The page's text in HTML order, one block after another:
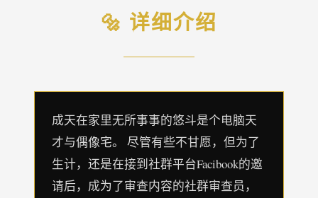
🔩 详细介绍
成天在家里无所事事的悠斗是个电脑天
才与偶像宅。 尽管有些不甘愿，但为了
生计，还是在接到社群平台Facibook的邀
请后，成为了审查内容的社群审查员，